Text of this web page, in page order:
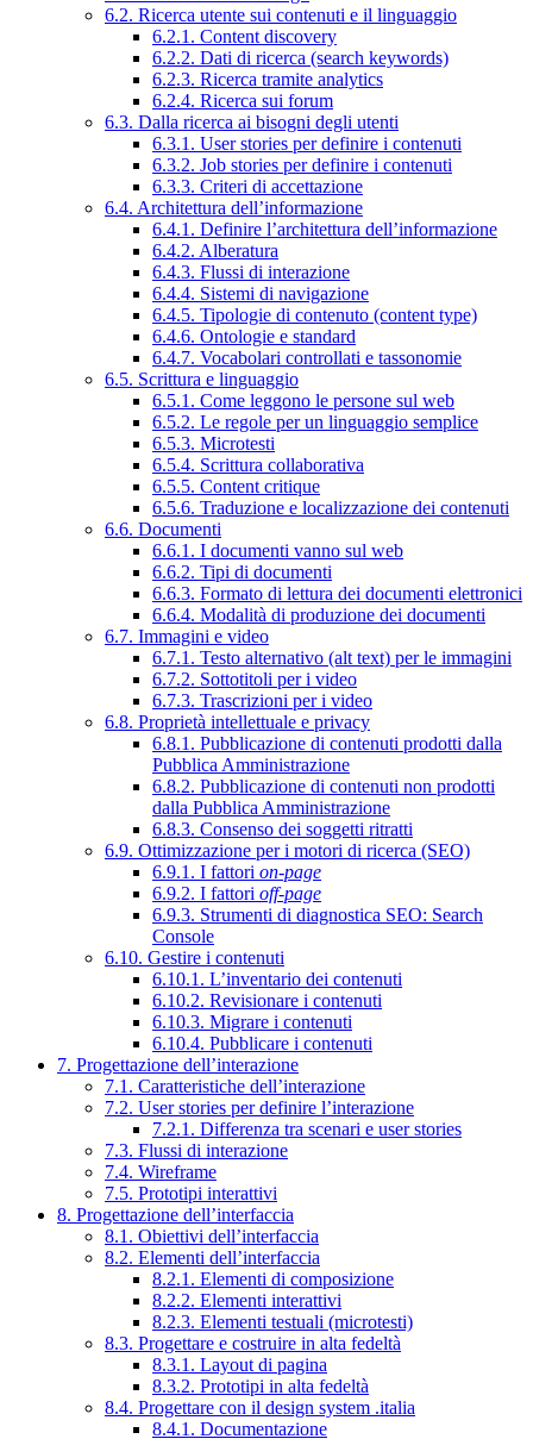
6.2. Ricerca utente sui contenuti e il linguaggio
6.2.1. Content discovery
6.2.2. Dati di ricerca (search keywords)
6.2.3. Ricerca tramite analytics
6.2.4. Ricerca sui forum
6.3. Dalla ricerca ai bisogni degli utenti
6.3.1. User stories per definire i contenuti
6.3.2. Job stories per definire i contenuti
6.3.3. Criteri di accettazione
6.4. Architettura dell’informazione
6.4.1. Definire l’architettura dell’informazione
6.4.2. Alberatura
6.4.3. Flussi di interazione
6.4.4. Sistemi di navigazione
6.4.5. Tipologie di contenuto (content type)
6.4.6. Ontologie e standard
6.4.7. Vocabolari controllati e tassonomie
6.5. Scrittura e linguaggio
6.5.1. Come leggono le persone sul web
6.5.2. Le regole per un linguaggio semplice
6.5.3. Microtesti
6.5.4. Scrittura collaborativa
6.5.5. Content critique
6.5.6. Traduzione e localizzazione dei contenuti
6.6. Documenti
6.6.1. I documenti vanno sul web
6.6.2. Tipi di documenti
6.6.3. Formato di lettura dei documenti elettronici
6.6.4. Modalità di produzione dei documenti
6.7. Immagini e video
6.7.1. Testo alternativo (alt text) per le immagini
6.7.2. Sottotitoli per i video
6.7.3. Trascrizioni per i video
6.8. Proprietà intellettuale e privacy
6.8.1. Pubblicazione di contenuti prodotti dalla
Pubblica Amministrazione
6.8.2. Pubblicazione di contenuti non prodotti
dalla Pubblica Amministrazione
6.8.3. Consenso dei soggetti ritratti
6.9. Ottimizzazione per i motori di ricerca (SEO)
6.9.1. I fattori on-page
6.9.2. I fattori off-page
6.9.3. Strumenti di diagnostica SEO: Search
Console
6.10. Gestire i contenuti
6.10.1. L’inventario dei contenuti
6.10.2. Revisionare i contenuti
6.10.3. Migrare i contenuti
6.10.4. Pubblicare i contenuti
7. Progettazione dell’interazione
7.1. Caratteristiche dell’interazione
7.2. User stories per definire l’interazione
7.2.1. Differenza tra scenari e user stories
7.3. Flussi di interazione
7.4. Wireframe
7.5. Prototipi interattivi
8. Progettazione dell’interfaccia
8.1. Obiettivi dell’interfaccia
8.2. Elementi dell’interfaccia
8.2.1. Elementi di composizione
8.2.2. Elementi interattivi
8.2.3. Elementi testuali (microtesti)
8.3. Progettare e costruire in alta fedeltà
8.3.1. Layout di pagina
8.3.2. Prototipi in alta fedeltà
8.4. Progettare con il design system .italia
8.4.1. Documentazione